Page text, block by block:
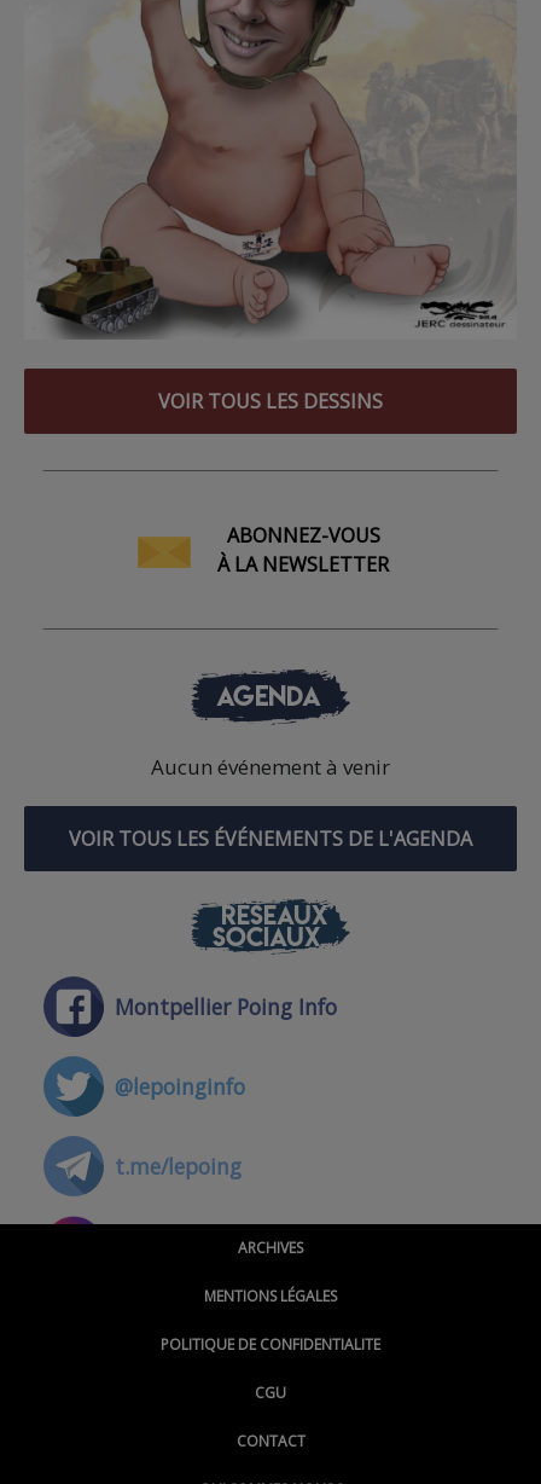
VOIR TOUS LES DESSINS
ABONNEZ-VOUS
À LA NEWSLETTER
AGENDA
Aucun événement à venir
VOIR TOUS LES ÉVÉNEMENTS DE L'AGENDA
RÉSEAUX
SOCIAUX
Montpellier Poing Info
@lepoinginfo
t.me/lepoing
@montpellierpoinginfo
@LePoingMontpellier
ARCHIVES
MENTIONS LÉGALES
POLITIQUE DE CONFIDENTIALITE
CGU
CONTACT